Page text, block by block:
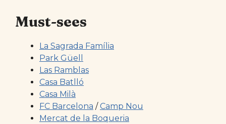
Must-sees
La Sagrada Família
Park Güell
Las Ramblas
Casa Batlló
Casa Milà
FC Barcelona /Camp Nou
Mercat de la Boqueria